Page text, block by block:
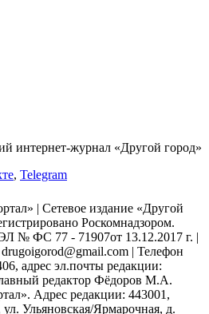
интернет-журнал «Другой город»
, Telegram
| Сетевое издание «Другой
Роскомнадзором.
№ ФС 77 - 71907от 13.12.2017 г. |
| Телефон
адрес эл.почты редакции:
редактор Фёдоров М.А.
Адрес редакции: 443001,
Ульяновская/Ярмарочная, д.